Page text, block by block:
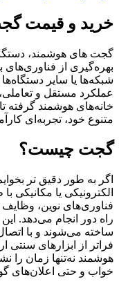
خرید و قیمت
گجت‌ های هوشمند،
شبکه‌ها یا سایر
عملکرد مستقل و
خانه‌های هوشمند گرفته
متنوع خود، تجربه‌ای
گجت چیست؟
اگر به طور دقیق تر
الکترونیکی یا مکانیکی
فناوری‌های نوین، وظایف
راه دور انجام می‌دهد.
ساخته می‌شوند و با اتصال
فراتر از ابزارهای سنتی
هوشمند نه‌تنها زمان را
خواب و حتی اعلان‌های